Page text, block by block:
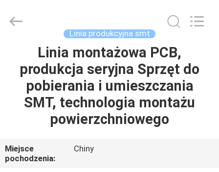
PRODUKTY
O
NAS
TECHNOLOGY
LIMITED.
Linia produkcyjna smt
Linia montażowa PCB,
produkcja seryjna Sprzęt do
pobierania i umieszczania
SMT, technologia montażu
powierzchniowego
Miejsce
pochodzenia:
Chiny